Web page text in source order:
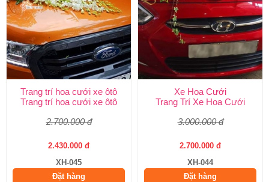
Trang trí hoa cưới xe ôtô
Trang trí hoa cưới xe ôtô
2.700.000 đ
2.430.000 đ
XH-045
Đặt hàng
Xe Hoa Cưới
Trang Trí Xe Hoa Cưới
3.000.000 đ
2.700.000 đ
XH-044
Đặt hàng